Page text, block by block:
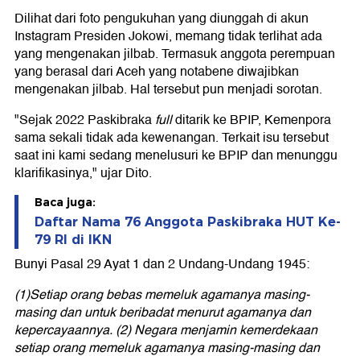
Dilihat dari foto pengukuhan yang diunggah di akun
Instagram Presiden Jokowi, memang tidak terlihat ada
yang mengenakan jilbab. Termasuk anggota perempuan
yang berasal dari Aceh yang notabene diwajibkan
mengenakan jilbab. Hal tersebut pun menjadi sorotan.
"Sejak 2022 Paskibrakafullditarik ke BPIP, Kemenpora
sama sekali tidak ada kewenangan. Terkait isu tersebut
saat ini kami sedang menelusuri ke BPIP dan menunggu
klarifikasinya," ujar Dito.
Baca juga:
Daftar Nama 76 Anggota Paskibraka HUT Ke-
79 RI di IKN
Bunyi Pasal 29 Ayat 1 dan 2 Undang-Undang 1945:
(1)Setiap orang bebas memeluk agamanya masing-
masing dan untuk beribadat menurut agamanya dan
kepercayaannya. (2) Negara menjamin kemerdekaan
setiap orang memeluk agamanya masing-masing dan